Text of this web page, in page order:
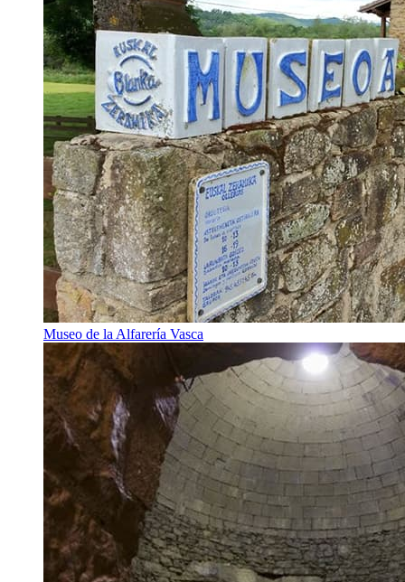
Museo de la Alfarería Vasca